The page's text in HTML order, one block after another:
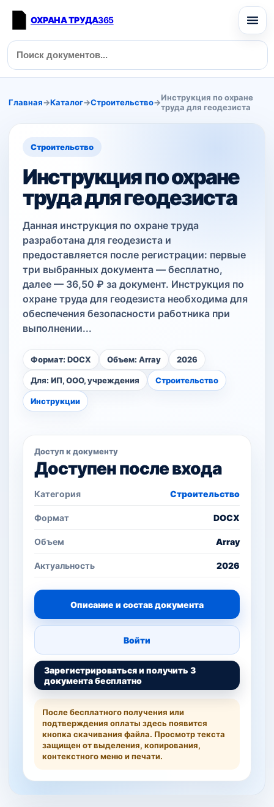
ОХРАНА ТРУДА365
Главная→Каталог→Строительство→Инструкция по охране
труда для геодезиста
Строительство
Инструкция по охране
труда для геодезиста
Данная инструкция по охране труда
разработана для геодезиста и
предоставляется после регистрации: первые
три выбранных документа — бесплатно,
далее — 36,50 ₽ за документ. Инструкция по
охране труда для геодезиста необходима для
обеспечения безопасности работника при
выполнении...
Формат: DOCX Объем: Array 2026
Для: ИП, ООО, учреждения Строительство
Инструкции
Доступ к документу
Доступен после входа
Категория Строительство
Формат DOCX
Объем Array
Актуальность 2026
Описание и состав документа
Войти
Зарегистрироваться и получить 3
документа бесплатно
После бесплатного получения или
подтверждения оплаты здесь появится
кнопка скачивания файла. Просмотр текста
защищен от выделения, копирования,
контекстного меню и печати.